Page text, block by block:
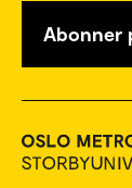
Abonner